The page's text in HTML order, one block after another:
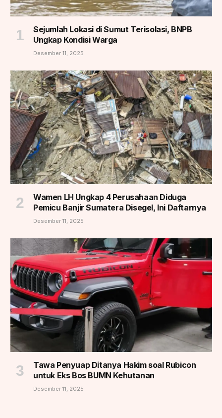
Sejumlah Lokasi di Sumut Terisolasi, BNPB
Ungkap Kondisi Warga
Desember 11, 2025
Wamen LH Ungkap 4 Perusahaan Diduga
Pemicu Banjir Sumatera Disegel, Ini Daftarnya
Desember 11, 2025
Tawa Penyuap Ditanya Hakim soal Rubicon
untuk Eks Bos BUMN Kehutanan
Desember 11, 2025